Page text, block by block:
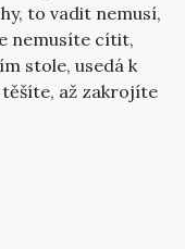
to vadit nemusí,
nemusíte cítit,
stole, usedá k
těšíte, až zakrojíte